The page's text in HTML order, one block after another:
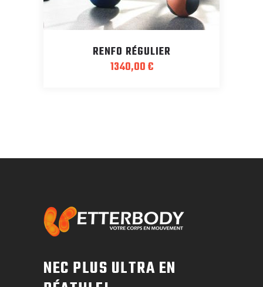
RENFO RÉGULIER
1340,00€
NEC PLUS ULTRA EN